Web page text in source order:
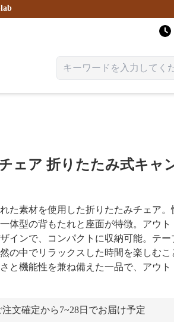
ェア 折りたたみ式キャ
た素材を使用した折りたたみチェア。
体型の背もたれと座面が特徴。アウト
インで、コンパクトに収納可能。テー
の中でリラックスした時間を楽しむこ
と機能性を兼ね備えた一品で、アウト
注文確定から7~28日でお届け予定